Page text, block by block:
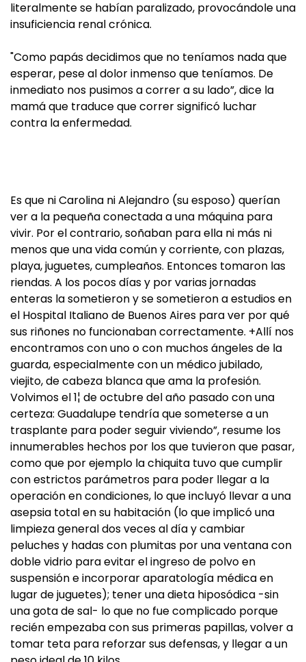
literalmente se habían paralizado, provocándole una
insuficiencia renal crónica.
"Como papás decidimos que no teníamos nada que
esperar, pese al dolor inmenso que teníamos. De
inmediato nos pusimos a correr a su lado”, dice la
mamá que traduce que correr significó luchar
contra la enfermedad.
Es que ni Carolina ni Alejandro (su esposo) querían
ver a la pequeña conectada a una máquina para
vivir. Por el contrario, soñaban para ella ni más ni
menos que una vida común y corriente, con plazas,
playa, juguetes, cumpleaños. Entonces tomaron las
riendas. A los pocos días y por varias jornadas
enteras la sometieron y se sometieron a estudios en
el Hospital Italiano de Buenos Aires para ver por qué
sus riñones no funcionaban correctamente. +Allí nos
encontramos con uno o con muchos ángeles de la
guarda, especialmente con un médico jubilado,
viejito, de cabeza blanca que ama la profesión.
Volvimos el 1¦ de octubre del año pasado con una
certeza: Guadalupe tendría que someterse a un
trasplante para poder seguir viviendo”, resume los
innumerables hechos por los que tuvieron que pasar,
como que por ejemplo la chiquita tuvo que cumplir
con estrictos parámetros para poder llegar a la
operación en condiciones, lo que incluyó llevar a una
asepsia total en su habitación (lo que implicó una
limpieza general dos veces al día y cambiar
peluches y hadas con plumitas por una ventana con
doble vidrio para evitar el ingreso de polvo en
suspensión e incorporar aparatología médica en
lugar de juguetes); tener una dieta hiposódica -sin
una gota de sal- lo que no fue complicado porque
recién empezaba con sus primeras papillas, volver a
tomar teta para reforzar sus defensas, y llegar a un